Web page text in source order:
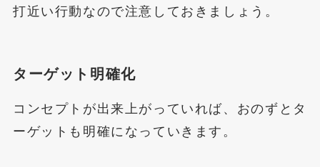
打近い行動なので注意しておきましょう。
ターゲット明確化
コンセプトが出来上がっていれば、おのずとタ
ーゲットも明確になっていきます。